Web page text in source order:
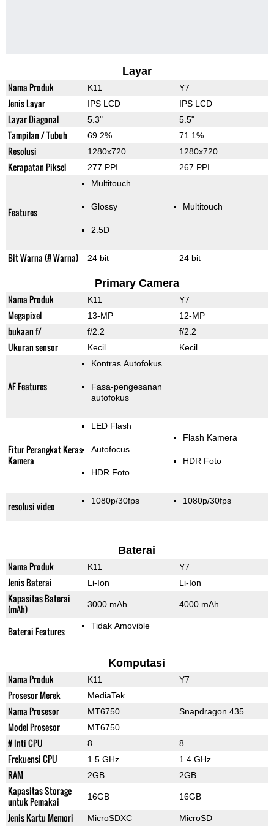
Layar
Nama Produk K11 Y7
Jenis Layar IPS LCD IPS LCD
Layar Diagonal 5.3" 5.5"
Tampilan / Tubuh 69.2% 71.1%
Resolusi 1280x720 1280x720
Kerapatan Piksel 277 PPI 267 PPI
Features
Multitouch
Glossy
2.5D
Multitouch
Bit Warna (# Warna) 24 bit 24 bit
Primary Camera
Nama Produk K11 Y7
Megapixel 13-MP 12-MP
bukaan f/ f/2.2 f/2.2
Ukuran sensor Kecil Kecil
AF Features
Kontras Autofokus
Fasa-pengesanan
autofokus
Fitur Perangkat Keras
Kamera
LED Flash
Autofocus
HDR Foto
Flash Kamera
HDR Foto
resolusi video 1080p/30fps 1080p/30fps
Baterai
Nama Produk K11 Y7
Jenis Baterai Li-Ion Li-Ion
Kapasitas Baterai
(mAh)
3000 mAh 4000 mAh
Baterai Features Tidak Amovible
Komputasi
Nama Produk K11 Y7
Prosesor Merek MediaTek
Nama Prosesor MT6750 Snapdragon 435
Model Prosesor MT6750
# Inti CPU 8 8
Frekuensi CPU 1.5 GHz 1.4 GHz
RAM 2GB 2GB
Kapasitas Storage
untuk Pemakai
16GB 16GB
Jenis Kartu Memori MicroSDXC MicroSD